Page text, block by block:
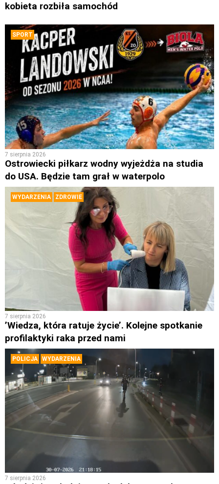
kobieta rozbiła samochód
SPORT
7 sierpnia 2026
Ostrowiecki piłkarz wodny wyjeżdża na studia
do USA. Będzie tam grał w waterpolo
WYDARZENIA ZDROWIE
7 sierpnia 2026
’Wiedza, która ratuje życie’. Kolejne spotkanie
profilaktyki raka przed nami
POLICJA WYDARZENIA
7 sierpnia 2026